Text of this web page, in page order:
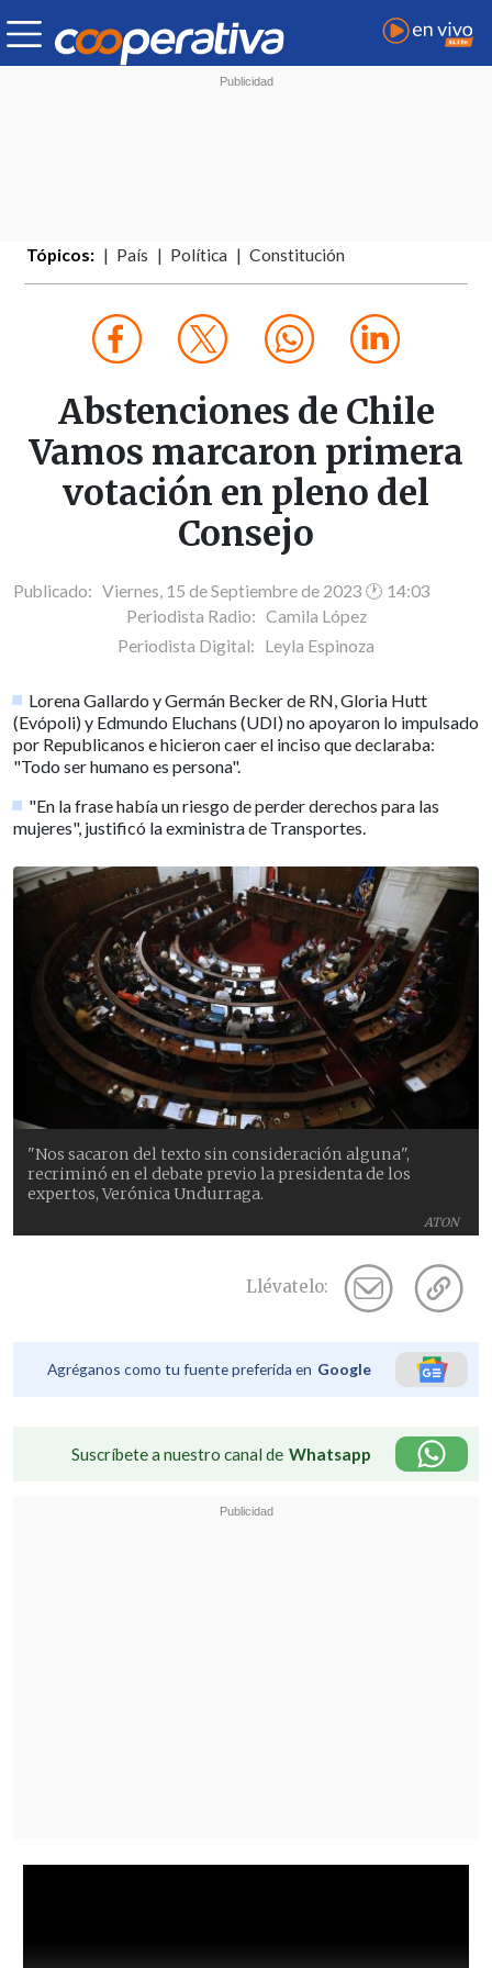
Tópicos: País Política Constitución
Abstenciones de Chile
Vamos marcaron primera
votación en pleno del
Consejo
Publicado: Viernes, 15 de Septiembre de 2023 🕐 14:03
Periodista Radio: Camila López
Periodista Digital: Leyla Espinoza
Lorena Gallardo y Germán Becker de RN, Gloria Hutt
(Evópoli) y Edmundo Eluchans (UDI) no apoyaron lo impulsado
por Republicanos e hicieron caer el inciso que declaraba:
"Todo ser humano es persona".
"En la frase había un riesgo de perder derechos para las
mujeres", justificó la exministra de Transportes.
ATON
"Nos sacaron del texto sin consideración alguna",
recriminó en el debate previo la presidenta de los
expertos, Verónica Undurraga.
Llévatelo:
Agréganos como tu fuente preferida en Google
Suscríbete a nuestro canal de Whatsapp